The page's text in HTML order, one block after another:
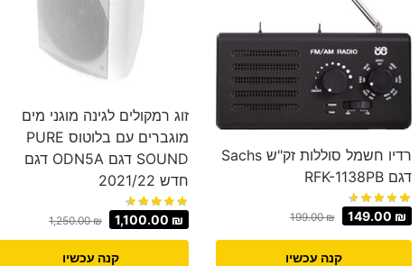
רדיו חשמל סוללות זק"ש Sachs
דגם RFK-1138PB
199.00₪ 149.00 ₪
קנה עכשיו
זוג רמקולים לגינה מוגני מים
מוגברים עם בלוטוס PURE
SOUND דגם ODN5A דגם
חדש 2021/22
1,250.00₪ 1,100.00 ₪
קנה עכשיו